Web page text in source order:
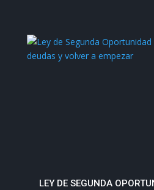
LEY DE SEGUNDA